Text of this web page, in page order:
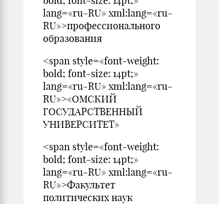
lang=«ru-RU» xml:lang=«ru-
RU»>профессионального
образования
<span style=«font-weight:
bold; font-size: 14pt;»
lang=«ru-RU» xml:lang=«ru-
RU»>«ОМСКИЙ
ГОСУДАРСТВЕННЫЙ
УНИВЕРСИТЕТ»
<span style=«font-weight:
bold; font-size: 14pt;»
lang=«ru-RU» xml:lang=«ru-
RU»>Факультет
политических наук